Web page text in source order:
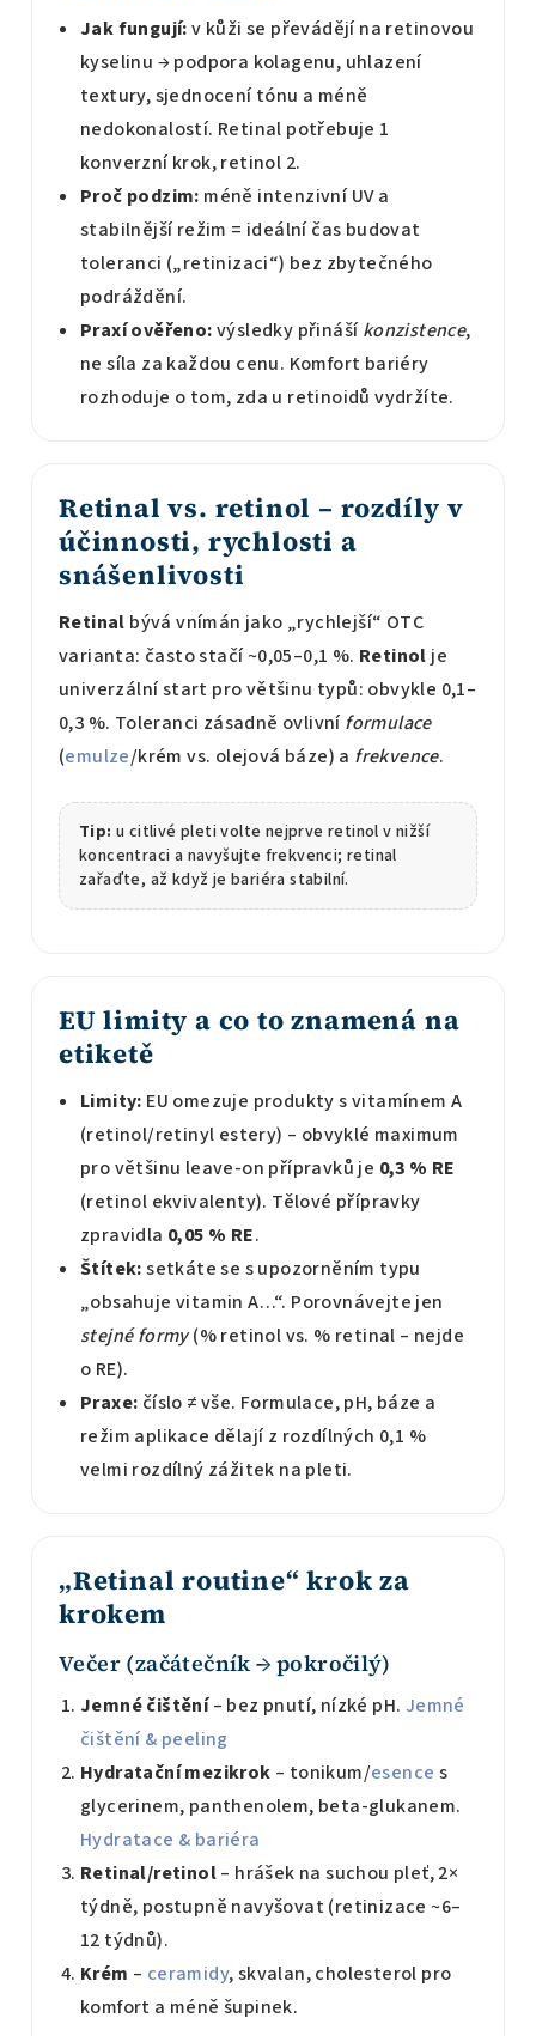
Jak fungují:v kůži se převádějí na retinovou
kyselinu → podpora kolagenu, uhlazení
textury, sjednocení tónu a méně
nedokonalostí. Retinal potřebuje 1
konverzní krok, retinol 2.
Proč podzim: méně intenzivní UV a
stabilnější režim = ideální čas budovat
toleranci („retinizaci“) bez zbytečného
podráždění.
Praxí ověřeno:výsledky přinášíkonzistence,
ne síla za každou cenu. Komfort bariéry
rozhoduje o tom, zda u retinoidů vydržíte.
Retinal vs. retinol – rozdíly v
účinnosti, rychlosti a
snášenlivosti
Retinal bývá vnímán jako „rychlejší“ OTC
varianta: často stačí ~0,05–0,1 %. Retinol je
univerzální start pro většinu typů: obvykle 0,1–
0,3 %. Toleranci zásadně ovlivníformulace
(emulze/krém vs. olejová báze) a frekvence.
Tip: u citlivé pleti volte nejprve retinol v nižší
koncentraci a navyšujte frekvenci; retinal
zařaďte, až když je bariéra stabilní.
EU limity a co to znamená na
etiketě
Limity: EU omezuje produkty s vitamínem A
(retinol/retinyl estery) – obvyklé maximum
pro většinu leave-on přípravků je 0,3 % RE
(retinol ekvivalenty). Tělové přípravky
zpravidla 0,05 % RE.
Štítek:setkáte se s upozorněním typu
„obsahuje vitamin A…“. Porovnávejte jen
stejné formy(% retinol vs. % retinal – nejde
o RE).
Praxe: číslo ≠ vše. Formulace, pH, báze a
režim aplikace dělají z rozdílných 0,1 %
velmi rozdílný zážitek na pleti.
„Retinal routine“ krok za
krokem
Večer (začátečník → pokročilý)
Jemné čištění– bez pnutí, nízké pH. Jemné
čištění & peeling
Hydratační mezikrok – tonikum/esence s
glycerinem, panthenolem, beta-glukanem.
Hydratace & bariéra
Retinal/retinol– hrášek na suchou pleť, 2×
týdně, postupně navyšovat (retinizace ~6–
12 týdnů).
Krém – ceramidy, skvalan, cholesterol pro
komfort a méně šupinek.